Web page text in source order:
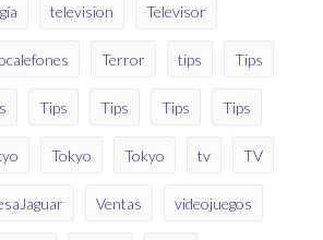
television Televisor
Terror tips Tips
Tips Tips Tips Tips
Tokyo Tokyo tv TV
Ventas videojuegos